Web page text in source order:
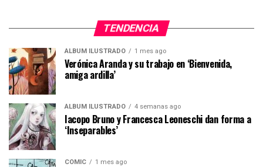
TENDENCIA
ÁLBUM ILUSTRADO 1 mes ago
Verónica Aranda y su trabajo en ‘Bienvenida,
amiga ardilla’
ÁLBUM ILUSTRADO 4 semanas ago
Iacopo Bruno y Francesca Leoneschi dan forma a
‘Inseparables’
CÓMIC 1 mes ago